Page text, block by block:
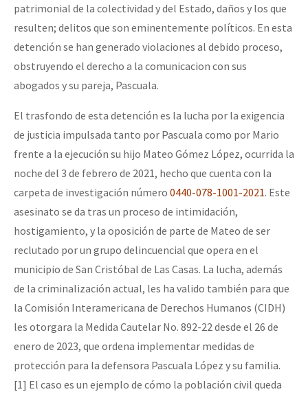
patrimonial de la colectividad y del Estado, daños y los que
resulten; delitos que son eminentemente políticos. En esta
detención se han generado violaciones al debido proceso,
obstruyendo el derecho a la comunicacion con sus
abogados y su pareja, Pascuala.
El trasfondo de esta detención es la lucha por la exigencia
de justicia impulsada tanto por Pascuala como por Mario
frente a la ejecución su hijo Mateo Gómez López, ocurrida la
noche del 3 de febrero de 2021, hecho que cuenta con la
carpeta de investigación número 0440-078-1001-2021. Este
asesinato se da tras un proceso de intimidación,
hostigamiento, y la oposición de parte de Mateo de ser
reclutado por un grupo delincuencial que opera en el
municipio de San Cristóbal de Las Casas. La lucha, además
de la criminalización actual, les ha valido también para que
la Comisión Interamericana de Derechos Humanos (CIDH)
les otorgara la Medida Cautelar No. 892-22 desde el 26 de
enero de 2023, que ordena implementar medidas de
protección para la defensora Pascuala López y su familia.
[1] El caso es un ejemplo de cómo la población civil queda